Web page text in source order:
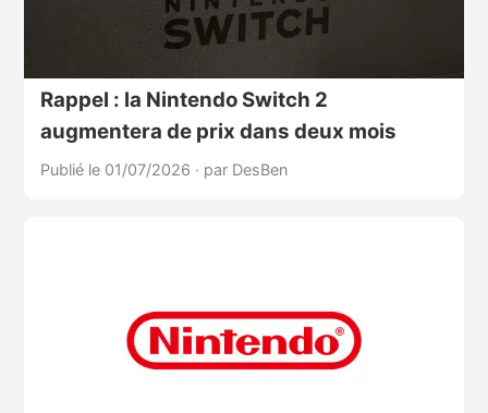
Rappel : la Nintendo Switch 2
augmentera de prix dans deux mois
Publié le 01/07/2026 · par DesBen